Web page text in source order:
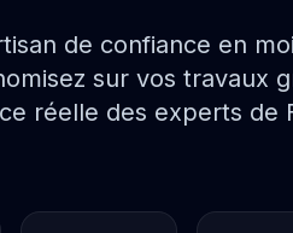
de confiance en
sur vos travaux
réelle des experts de